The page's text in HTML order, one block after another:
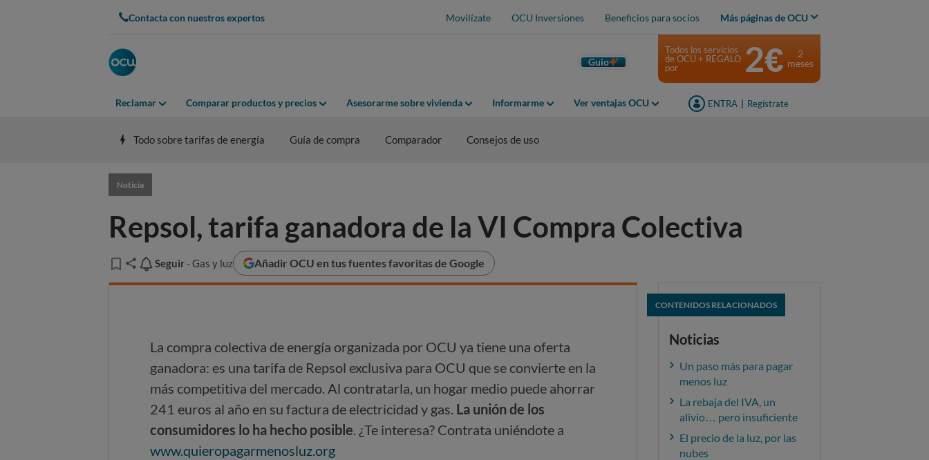
Contacta con nuestros expertos Movilízate OCU Inversiones Beneficios para socios Más páginas de OCU
Guio
Reclamar Comparar productos y precios Asesorarme sobre vivienda Informarme Ver ventajas OCU ENTRA Regístrate
Todos los servicios
de OCU + REGALO
por
2€
2
meses
Todo sobre tarifas de energía Guía de compra Comparador Consejos de uso
Noticia
Repsol, tarifa ganadora de la VI Compra Colectiva
Seguir
Seguir - Gas y luz Añadir OCU en tus fuentes favoritas de Google
La compra colectiva de energía organizada por OCU ya tiene una oferta
ganadora: es una tarifa de Repsol exclusiva para OCU que se convierte en la
más competitiva del mercado. Al contratarla, un hogar medio puede ahorrar
241 euros al año en su factura de electricidad y gas. La unión de los
consumidores lo ha hecho posible . ¿Te interesa? Contrata uniéndote a
www.quieropagarmenosluz.org
CONTENIDOS RELACIONADOS
Noticias
Un paso más para pagar
menos luz
La rebaja del IVA, un
alivio… pero insuficiente
El precio de la luz, por las
nubes